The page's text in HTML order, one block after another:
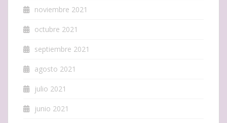
noviembre 2021
octubre 2021
septiembre 2021
agosto 2021
julio 2021
junio 2021